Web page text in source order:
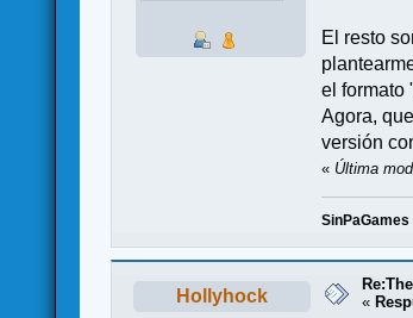
El resto
el formato
Agora,
versión
« Última
SinPaGames
Hollyhock
«